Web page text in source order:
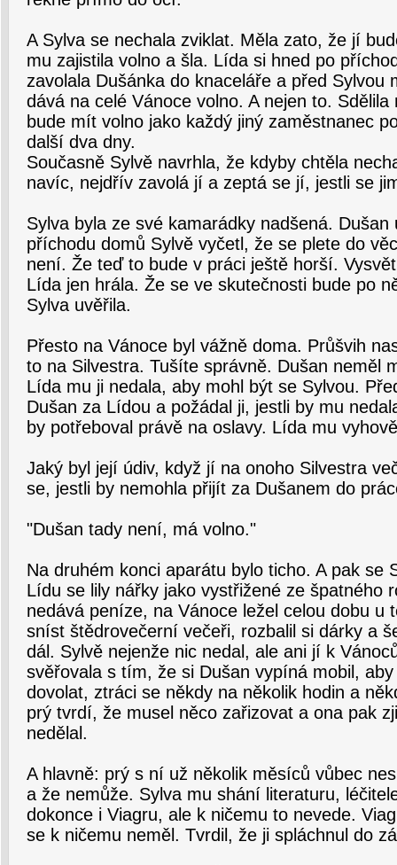
A Sylva se nechala zviklat. Měla zato, že jí
mu zajistila volno a šla. Lída si hned po
zavolala Dušánka do knaceláře a před Sylvou
dává na celé Vánoce volno. A nejen to.
bude mít volno jako každý jiný zaměstnanec
další dva dny.
Současně Sylvě navrhla, že kdyby chtěla
navíc, nejdřív zavolá jí a zeptá se jí, jestli se
Sylva byla ze své kamarádky nadšená. Dušan
příchodu domů Sylvě vyčetl, že se plete do
není. Že teď to bude v práci ještě horší.
Lída jen hrála. Že se ve skutečnosti bude po
Sylva uvěřila.
Přesto na Vánoce byl vážně doma. Průšvih
to na Silvestra. Tušíte správně. Dušan neměl
Lída mu ji nedala, aby mohl být se Sylvou.
Dušan za Lídou a požádal ji, jestli by mu
by potřeboval právě na oslavy. Lída mu
Jaký byl její údiv, když jí na onoho Silvestra
se, jestli by nemohla přijít za Dušanem do
"Dušan tady není, má volno."
Na druhém konci aparátu bylo ticho. A pak se
Lídu se lily nářky jako vystřižené ze špatného
nedává peníze, na Vánoce ležel celou dobu u
sníst štědrovečerní večeři, rozbalil si dárky a
dál. Sylvě nejenže nic nedal, ale ani jí k
svěřovala s tím, že si Dušan vypíná mobil,
dovolat, ztráci se někdy na několik hodin a
prý tvrdí, že musel něco zařizovat a ona pak
nedělal.
A hlavně: prý s ní už několik měsíců vůbec
a že nemůže. Sylva mu shání literaturu,
dokonce i Viagru, ale k ničemu to nevede.
se k ničemu neměl. Tvrdil, že ji spláchnul do